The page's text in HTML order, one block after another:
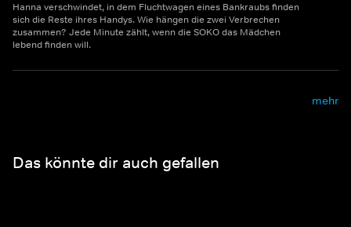
Hanna verschwindet, in dem Fluchtwagen eines Bankraubs finden
sich die Reste ihres Handys. Wie hängen die zwei Verbrechen
zusammen? Jede Minute zählt, wenn die SOKO das Mädchen
lebend finden will.
mehr
Das könnte dir auch gefallen